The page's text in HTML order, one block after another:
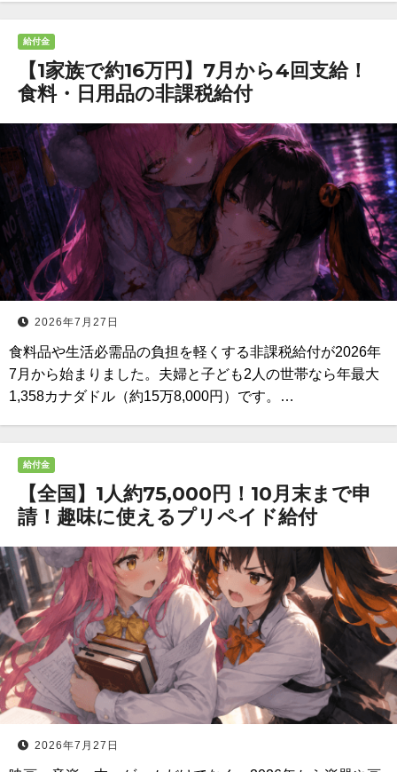
給付金
【1家族で約16万円】7月から4回支給！
食料・日用品の非課税給付
2026年7月27日
食料品や生活必需品の負担を軽くする非課税給付が2026年
7月から始まりました。夫婦と子ども2人の世帯なら年最大
1,358カナダドル（約15万8,000円）です。…
給付金
【全国】1人約75,000円！10月末まで申
請！趣味に使えるプリペイド給付
2026年7月27日